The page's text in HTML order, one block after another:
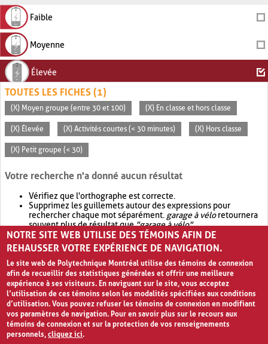
Faible
Moyenne
Élevée
TOUTES LES FICHES (1)
(X) Moyen groupe (entre 30 et 100) (X) En classe et hors classe
(X) Élevée (X) Activités courtes (< 30 minutes) (X) Hors classe
(X) Petit groupe (< 30)
Votre recherche n'a donné aucun résultat
Vérifiez que l'orthographe est correcte.
Supprimez les guillemets autour des expressions pour
rechercher chaque mot séparément. garage à véloretournera
souvent plus de résultat que"garage à vélo".
Envisagez d'élargir votre recherche avec OR.garage OR vélo
retournera souvent plus de résultat quegarage à vélo
NOTRE SITE WEB UTILISE DES TÉMOINS AFIN DE
REHAUSSER VOTRE EXPÉRIENCE DE NAVIGATION.
Le site web de Polytechnique Montréal utilise des témoins de connexion
afin de recueillir des statistiques générales et offrir une meilleure
expérience à ses visiteurs. En naviguant sur le site, vous acceptez
l’utilisation de ces témoins selon les modalités spécifiées aux conditions
d’utilisation. Vous pouvez refuser les témoins de connexion en modifiant
vos paramètres de navigation. Pour en savoir plus sur le recours aux
témoins de connexion et sur la protection de vos renseignements
personnels,cliquez ici.